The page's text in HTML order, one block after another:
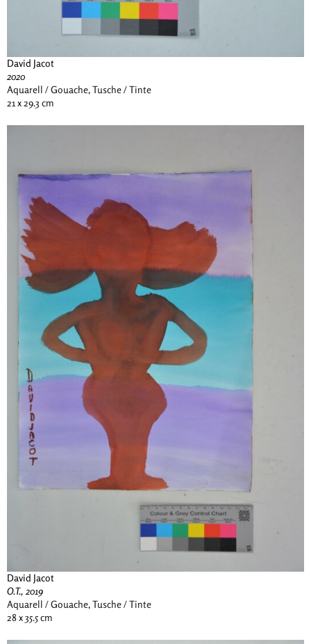
David Jacot
2020
Aquarell / Gouache, Tusche / Tinte
21 x 29.3 cm
David Jacot
O.T., 2019
Aquarell / Gouache, Tusche / Tinte
28 x 35.5 cm